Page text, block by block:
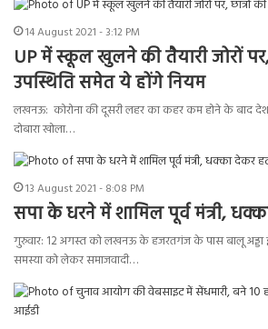
14 August 2021 - 3:12 PM
UP में स्कूल खुलने की तैयारी जोरों पर,
उपस्थिति समेत ये होंगे नियम
लखनऊ: कोरोना की दूसरी लहर का कहर कम होने के बाद
दोबारा खोला…
13 August 2021 - 8:08 PM
सपा के धरने में शामिल पूर्व मंत्री,
गुरुवार: 12 अगस्त को लखनऊ के हजरतगंज के पास बालू
समस्या को लेकर समाजवादी…